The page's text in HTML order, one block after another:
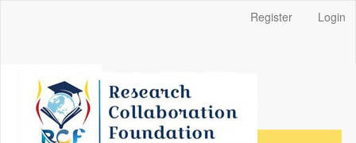
Register Login